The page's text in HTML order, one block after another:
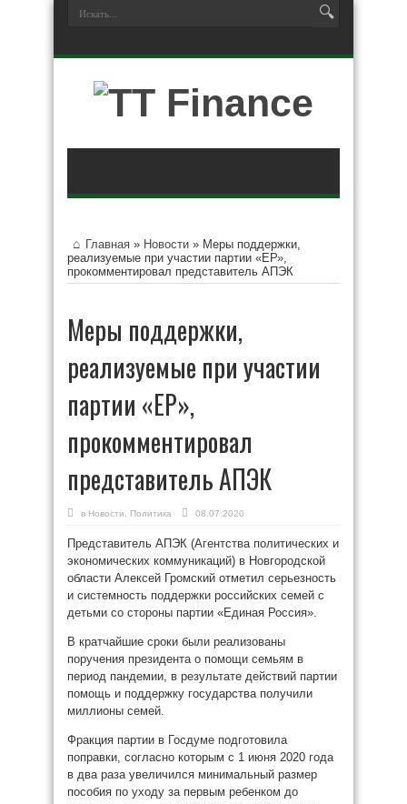
Главная » Новости » Меры поддержки,
реализуемые при участии партии «ЕР»,
прокомментировал представитель АПЭК
Меры поддержки,
реализуемые при участии
партии «ЕР»,
прокомментировал
представитель АПЭК
в Новости Политика 08.07.2020
Представитель АПЭК (Агентства политических и
экономических коммуникаций) в Новгородской
области Алексей Громский отметил серьезность
и системность поддержки российских семей с
детьми со стороны партии «Единая Россия».
В кратчайшие сроки были реализованы
поручения президента о помощи семьям в
период пандемии, в результате действий партии
помощь и поддержку государства получили
миллионы семей.
Фракция партии в Госдуме подготовила
поправки, согласно которым с 1 июня 2020 года
в два раза увеличился минимальный размер
пособия по уходу за первым ребенком до